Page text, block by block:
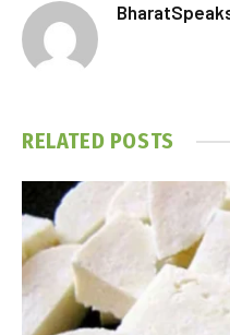
RELATED POSTS